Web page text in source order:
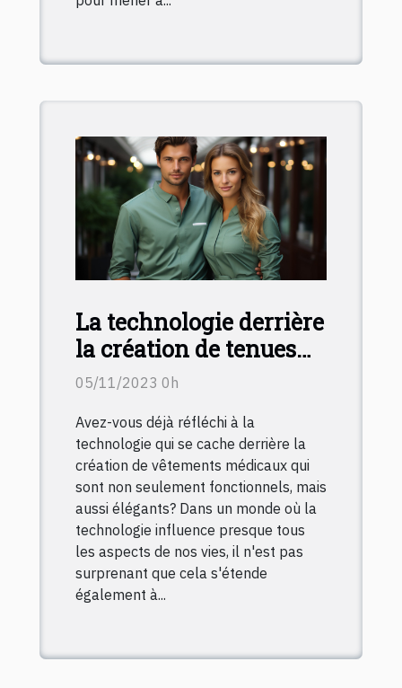
La technologie derrière
la création de tenues
médicales élégantes et
05/11/2023 0h
Avez-vous déjà réfléchi à la
technologie qui se cache derrière la
création de vêtements médicaux qui
sont non seulement fonctionnels, mais
aussi élégants? Dans un monde où la
technologie influence presque tous
les aspects de nos vies, il n'est pas
surprenant que cela s'étende
également à...